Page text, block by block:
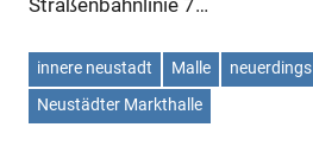
Straßenbahnlinie 7…
innere neustadt Malle
neuerdings
Neustädter Markthalle